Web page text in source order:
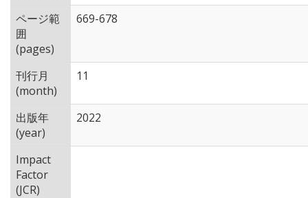
ページ範
囲
(pages)
669-678
刊行月
(month)
11
出版年
(year)
2022
Impact
Factor
(JCR)